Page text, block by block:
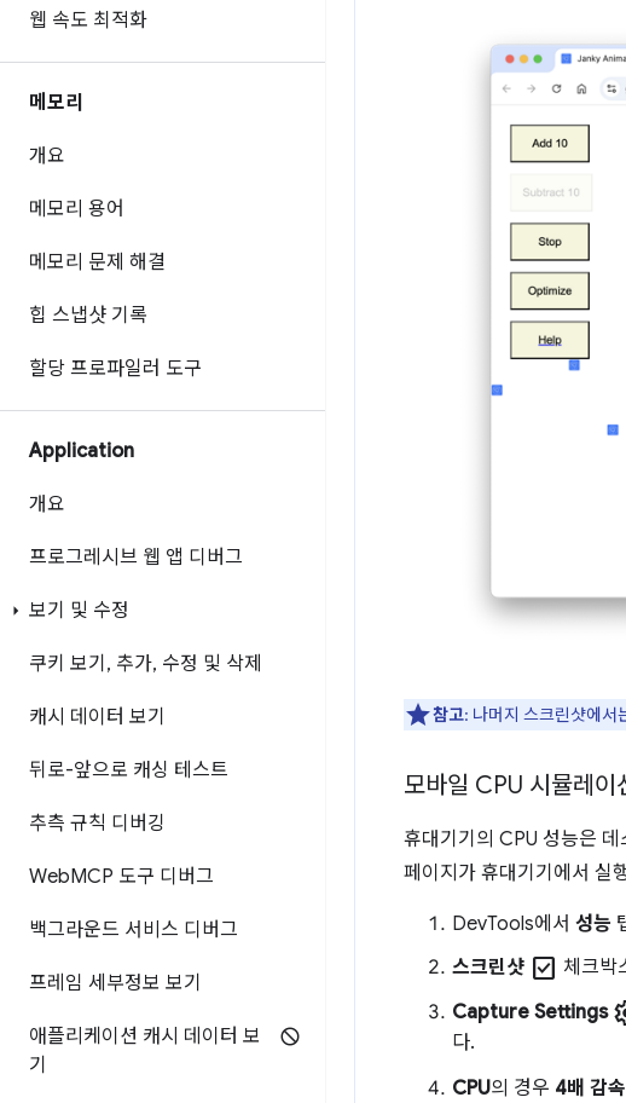
웹 속도 최적화
메모리
개요
메모리 용어
메모리 문제 해결
힙 스냅샷 기록
할당 프로파일러 도구
Application
개요
프로그레시브 웹 앱 디버그
보기 및 수정
쿠키 보기 , 추가, 수정 및 삭제
캐시 데이터 보기
뒤로-앞으로 캐싱 테스트
추측 규칙 디버깅
WebMCP 도구 디버그
백그라운드 서비스 디버그
프레임 세부정보 보기
애플리케이션 캐시 데이터 보
기
참고: 나머지 스크린샷에서
모바일 CPU 시뮬레이
휴대기기의 CPU 성능은
페이지가 휴대기기에서 실
DevTools에서 성능
스크린샷 check_box 체크박
Capture Settings
다.
CPU의 경우 4배 감속